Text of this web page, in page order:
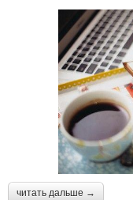
читать дальше →